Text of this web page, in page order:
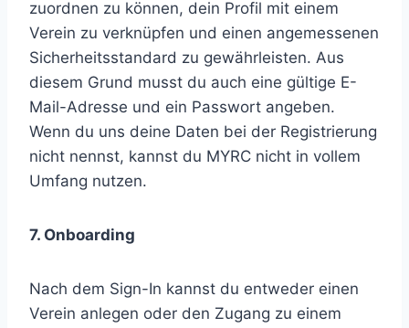
zuordnen zu können, dein Profil mit einem
Verein zu verknüpfen und einen angemessenen
Sicherheitsstandard zu gewährleisten. Aus
diesem Grund musst du auch eine gültige E-
Mail-Adresse und ein Passwort angeben.
Wenn du uns deine Daten bei der Registrierung
nicht nennst, kannst du MYRC nicht in vollem
Umfang nutzen.
7. Onboarding
Nach dem Sign-In kannst du entweder einen
Verein anlegen oder den Zugang zu einem